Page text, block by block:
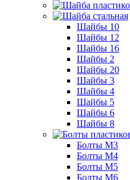
Шайбы 10
Шайбы 12
Шайбы 16
Шайбы 2
Шайбы 20
Шайбы 3
Шайбы 4
Шайбы 5
Шайбы 6
Шайбы 8
Болты М3
Болты М4
Болты М5
Болты М6